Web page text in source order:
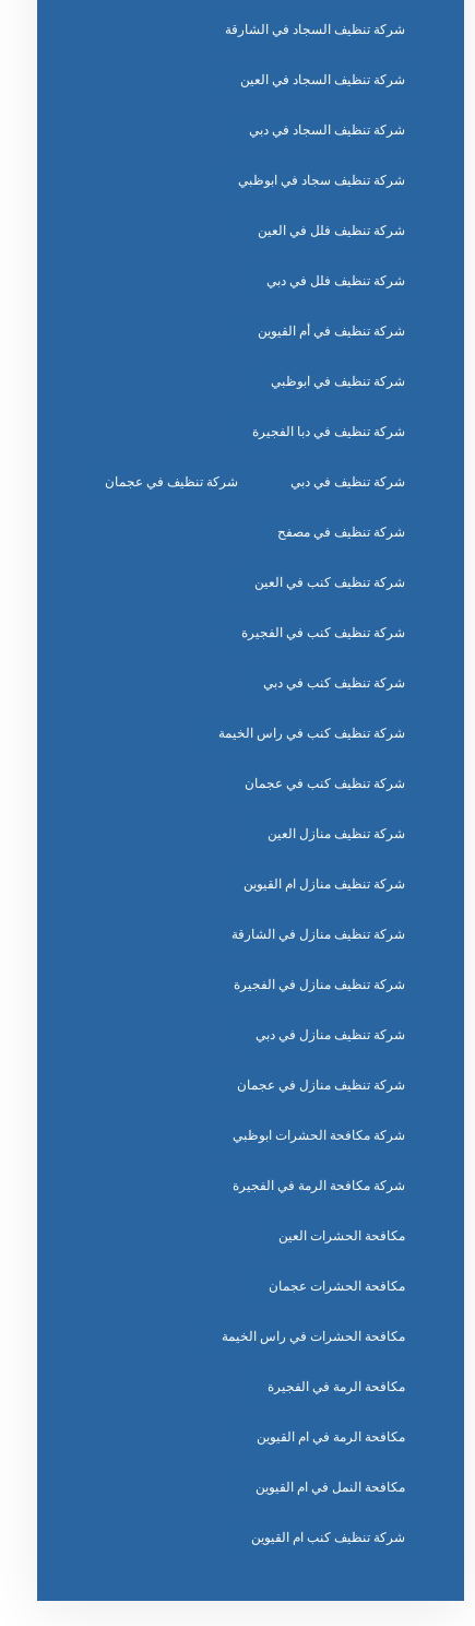
شركة تنظيف السجاد في الشارقة
شركة تنظيف السجاد في العين
شركة تنظيف السجاد في دبي
شركة تنظيف سجاد في ابوظبي
شركة تنظيف فلل في العين
شركة تنظيف فلل في دبي
شركة تنظيف في أم القيوين
شركة تنظيف في ابوظبي
شركة تنظيف في دبا الفجيرة
شركة تنظيف في دبي شركة تنظيف في عجمان
شركة تنظيف في مصفح
شركة تنظيف كنب في العين
شركة تنظيف كنب في الفجيرة
شركة تنظيف كنب في دبي
شركة تنظيف كنب في راس الخيمة
شركة تنظيف كنب في عجمان
شركة تنظيف منازل العين
شركة تنظيف منازل ام القيوين
شركة تنظيف منازل في الشارقة
شركة تنظيف منازل في الفجيرة
شركة تنظيف منازل في دبي
شركة تنظيف منازل في عجمان
شركة مكافحة الحشرات ابوظبي
شركة مكافحة الرمة في الفجيرة
مكافحة الحشرات العين
مكافحة الحشرات عجمان
مكافحة الحشرات في راس الخيمة
مكافحة الرمة في الفجيرة
مكافحة الرمة في ام القيوين
مكافحة النمل في ام القيوين